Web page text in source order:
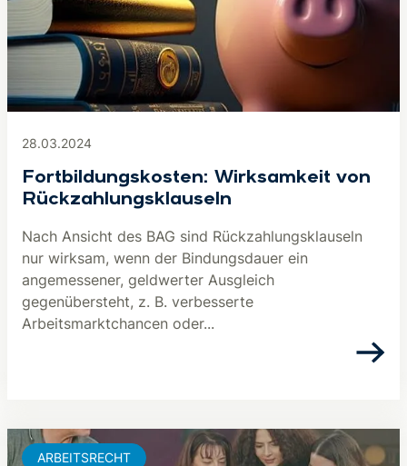
28.03.2024
Fortbildungskosten: Wirksamkeit von
Rückzahlungsklauseln
Nach Ansicht des BAG sind Rückzahlungsklauseln
nur wirksam, wenn der Bindungsdauer ein
angemessener, geldwerter Ausgleich
gegenübersteht, z. B. verbesserte
Arbeitsmarktchancen oder...
ARBEITSRECHT